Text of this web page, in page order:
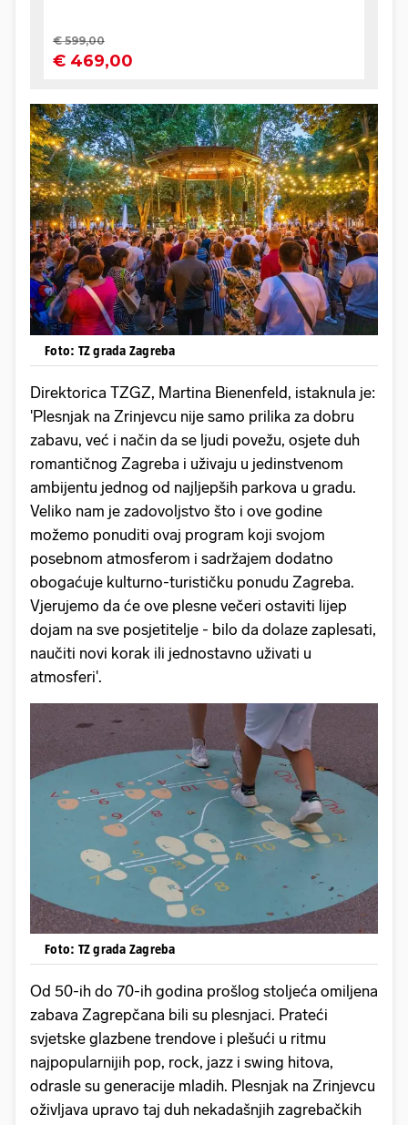
Foto: TZ grada Zagreba
Direktorica TZGZ, Martina Bienenfeld, istaknula je:
'Plesnjak na Zrinjevcu nije samo prilika za dobru
zabavu, već i način da se ljudi povežu, osjete duh
romantičnog Zagreba i uživaju u jedinstvenom
ambijentu jednog od najljepših parkova u gradu.
Veliko nam je zadovoljstvo što i ove godine
možemo ponuditi ovaj program koji svojom
posebnom atmosferom i sadržajem dodatno
obogaćuje kulturno-turističku ponudu Zagreba.
Vjerujemo da će ove plesne večeri ostaviti lijep
dojam na sve posjetitelje - bilo da dolaze zaplesati,
naučiti novi korak ili jednostavno uživati u
atmosferi'.
Foto: TZ grada Zagreba
Od 50-ih do 70-ih godina prošlog stoljeća omiljena
zabava Zagrepčana bili su plesnjaci. Prateći
svjetske glazbene trendove i plešući u ritmu
najpopularnijih pop, rock, jazz i swing hitova,
odrasle su generacije mladih. Plesnjak na Zrinjevcu
oživljava upravo taj duh nekadašnjih zagrebačkih